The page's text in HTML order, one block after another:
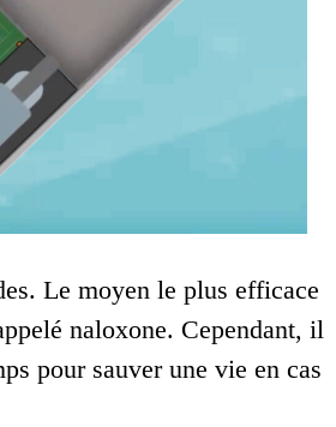
Le moyen le plus efficace
naloxone. Cependant, il
pour sauver une vie en cas